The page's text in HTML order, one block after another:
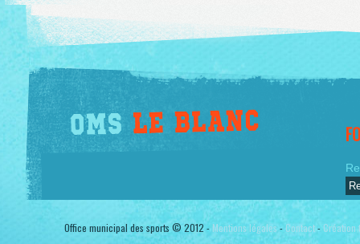
Office municipal des sports © 2012 - Mentions légales -Contact- Création